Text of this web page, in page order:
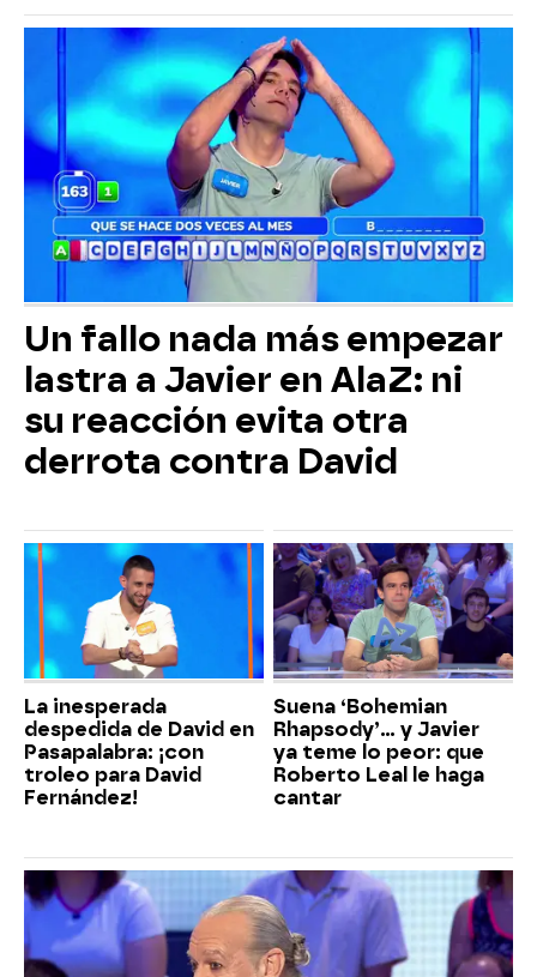
Un fallo nada más empezar
lastra a Javier en AlaZ: ni
su reacción evita otra
derrota contra David
La inesperada
despedida de David en
Pasapalabra: ¡con
troleo para David
Fernández!
Suena ‘Bohemian
Rhapsody’... y Javier
ya teme lo peor: que
Roberto Leal le haga
cantar